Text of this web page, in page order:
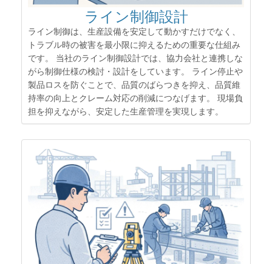
ライン制御設計
ライン制御は、生産設備を安定して動かすだけでなく、
トラブル時の被害を最小限に抑えるための重要な仕組み
です。 当社のライン制御設計では、協力会社と連携しな
がら制御仕様の検討・設計をしています。 ライン停止や
製品ロスを防ぐことで、品質のばらつきを抑え、品質維
持率の向上とクレーム対応の削減につなげます。 現場負
担を抑えながら、安定した生産管理を実現します。